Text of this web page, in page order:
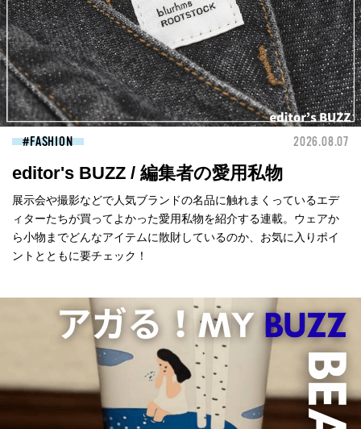
FASHION 2026.08.07
editor's BUZZ / 編集者の愛用私物
展示会や撮影などで人気ブランドの名品に触れまくっているエデ
ィターたちが買ってよかった愛用私物を紹介する連載。ウェアか
ら小物までどんなアイテムに散財しているのか、お気に入りポイ
ントとともに要チェック！